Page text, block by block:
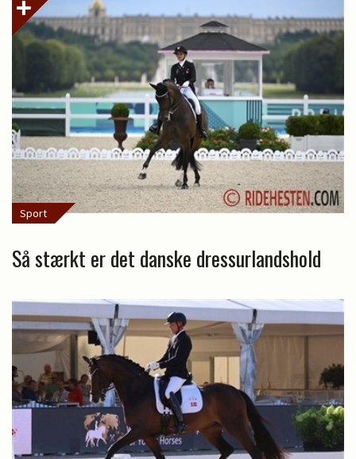
Sport
Så stærkt er det danske dressurlandshold